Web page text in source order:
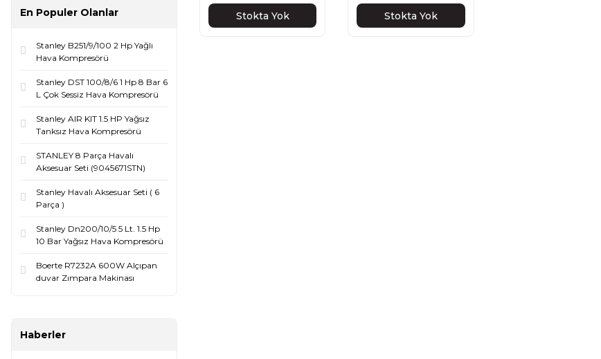
En Populer Olanlar
Stanley B251/9/100 2 Hp Yağlı
Hava Kompresörü
Stanley DST 100/8/6 1 Hp 8 Bar 6
L Çok Sessiz Hava Kompresörü
Stanley AIR KIT 1.5 HP Yağsız
Tanksız Hava Kompresörü
STANLEY 8 Parça Havalı
Aksesuar Seti (9045671STN)
Stanley Havalı Aksesuar Seti ( 6
Parça )
Stanley Dn200/10/5 5 Lt. 1.5 Hp
10 Bar Yağsız Hava Kompresörü
Boerte R7232A 600W Alçıpan
duvar Zımpara Makinası
Haberler
Stokta Yok Stokta Yok